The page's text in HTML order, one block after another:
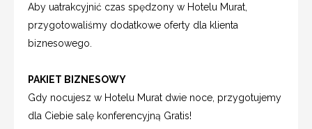
Aby uatrakcyjnić czas spędzony w Hotelu Murat,
przygotowaliśmy dodatkowe oferty dla klienta
biznesowego.
PAKIET BIZNESOWY
Gdy nocujesz w Hotelu Murat dwie noce, przygotujemy
dla Ciebie salę konferencyjną Gratis!